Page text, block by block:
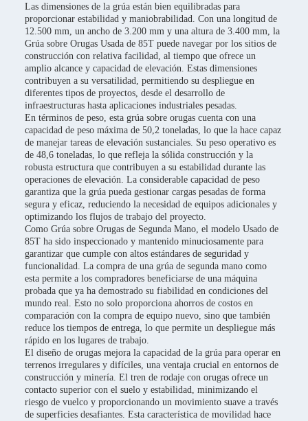
Las dimensiones de la grúa están bien equilibradas para
proporcionar estabilidad y maniobrabilidad. Con una longitud de
12.500 mm, un ancho de 3.200 mm y una altura de 3.400 mm, la
Grúa sobre Orugas Usada de 85T puede navegar por los sitios de
construcción con relativa facilidad, al tiempo que ofrece un
amplio alcance y capacidad de elevación. Estas dimensiones
contribuyen a su versatilidad, permitiendo su despliegue en
diferentes tipos de proyectos, desde el desarrollo de
infraestructuras hasta aplicaciones industriales pesadas.
En términos de peso, esta grúa sobre orugas cuenta con una
capacidad de peso máxima de 50,2 toneladas, lo que la hace capaz
de manejar tareas de elevación sustanciales. Su peso operativo es
de 48,6 toneladas, lo que refleja la sólida construcción y la
robusta estructura que contribuyen a su estabilidad durante las
operaciones de elevación. La considerable capacidad de peso
garantiza que la grúa pueda gestionar cargas pesadas de forma
segura y eficaz, reduciendo la necesidad de equipos adicionales y
optimizando los flujos de trabajo del proyecto.
Como Grúa sobre Orugas de Segunda Mano, el modelo Usado de
85T ha sido inspeccionado y mantenido minuciosamente para
garantizar que cumple con altos estándares de seguridad y
funcionalidad. La compra de una grúa de segunda mano como
esta permite a los compradores beneficiarse de una máquina
probada que ya ha demostrado su fiabilidad en condiciones del
mundo real. Esto no solo proporciona ahorros de costos en
comparación con la compra de equipo nuevo, sino que también
reduce los tiempos de entrega, lo que permite un despliegue más
rápido en los lugares de trabajo.
El diseño de orugas mejora la capacidad de la grúa para operar en
terrenos irregulares y difíciles, una ventaja crucial en entornos de
construcción y minería. El tren de rodaje con orugas ofrece un
contacto superior con el suelo y estabilidad, minimizando el
riesgo de vuelco y proporcionando un movimiento suave a través
de superficies desafiantes. Esta característica de movilidad hace